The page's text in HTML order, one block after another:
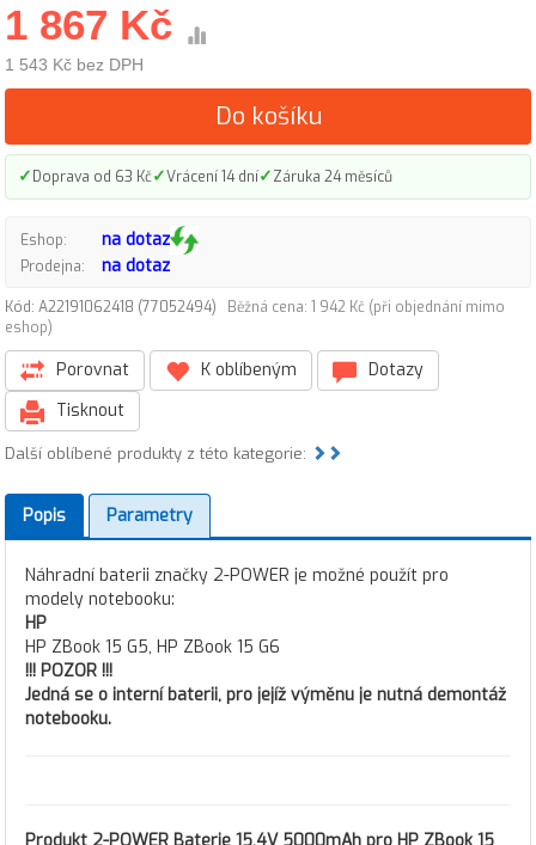
1 867 Kč
1 543 Kč bez DPH
Do košíku
✓Doprava od 63 Kč✓Vrácení 14 dní✓Záruka 24 měsíců
Eshop: na dotaz
Prodejna: na dotaz
Kód: A22191062418 (77052494)
Běžná cena: 1 942 Kč (při objednání mimo
eshop)
Porovnat K oblíbeným
Dotazy
Tisknout
Další oblíbené produkty z této kategorie:
Popis Parametry
Náhradní baterii značky 2-POWER je možné použít pro
modely notebooku:
HP
HP ZBook 15 G5, HP ZBook 15 G6
!!! POZOR !!!
Jedná se o interní baterii, pro jejíž výměnu je nutná demontáž
notebooku.